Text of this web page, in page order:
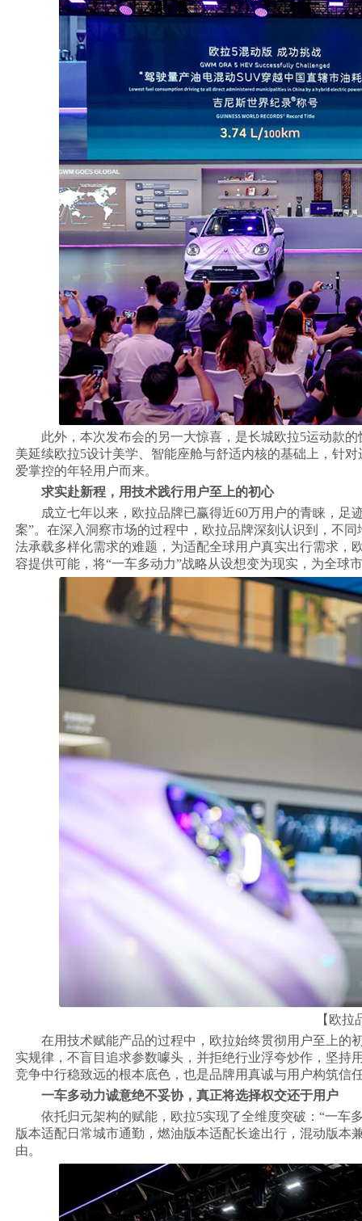
此外，本次发布会的另一大惊喜，是长城欧拉5运动款
美延续欧拉5设计美学、智能座舱与舒适内核的基础上，针
爱掌控的年轻用户而来。
求实赴新程，用技术践行用户至上的初心
成立七年以来，欧拉品牌已赢得近60万用户的青睐，足
案”。在深入洞察市场的过程中，欧拉品牌深刻认识到，不
法承载多样化需求的难题，为适配全球用户真实出行需求，
容提供可能，将“一车多动力”战略从设想变为现实，为全球
【欧
在用技术赋能产品的过程中，欧拉始终贯彻用户至上的
实规律，不盲目追求参数噱头，并拒绝行业浮夸炒作，坚
竞争中行稳致远的根本底色，也是品牌用真诚与用户构筑信
一车多动力诚意绝不妥协，真正将选择权交还于用户
依托归元架构的赋能，欧拉5实现了全维度突破：“一车
版本适配日常城市通勤，燃油版本适配长途出行，混动版
由。